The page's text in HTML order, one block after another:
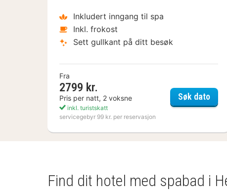
Inkludert inngang til spa
Inkl. frokost
Sett gullkant på ditt besøk
Fra
2799 kr.
Pris per natt, 2 voksne
inkl. turistskatt
servicegebyr 99 kr. per reservasjon
Søk dato
Find dit hotel med spabad i